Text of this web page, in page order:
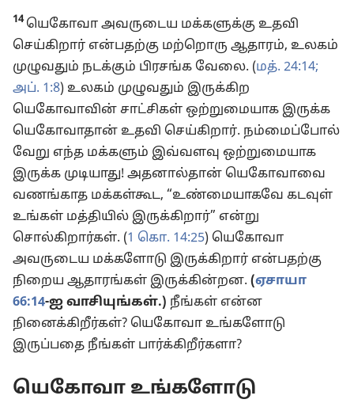
14யெகோவா அவருடைய மக்களுக்கு உதவி
செய்கிறார் என்பதற்கு மற்றொரு ஆதாரம், உலகம்
முழுவதும் நடக்கும் பிரசங்க வேலை. (மத். 24:14;
அப். 1:8) உலகம் முழுவதும் இருக்கிற
யெகோவாவின் சாட்சிகள் ஒற்றுமையாக இருக்க
யெகோவாதான் உதவி செய்கிறார். நம்மைப்போல்
வேறு எந்த மக்களும் இவ்வளவு ஒற்றுமையாக
இருக்க முடியாது! அதனால்தான் யெகோவாவை
வணங்காத மக்கள்கூட, “உண்மையாகவே கடவுள்
உங்கள் மத்தியில் இருக்கிறார்” என்று
சொல்கிறார்கள். (1 கொ. 14:25) யெகோவா
அவருடைய மக்களோடு இருக்கிறார் என்பதற்கு
நிறைய ஆதாரங்கள் இருக்கின்றன. (ஏசாயா
66:14-ஐ வாசியுங்கள்.) நீங்கள் என்ன
நினைக்கிறீர்கள்? யெகோவா உங்களோடு
இருப்பதை நீங்கள் பார்க்கிறீர்களா?
யெகோவா உங்களோடு